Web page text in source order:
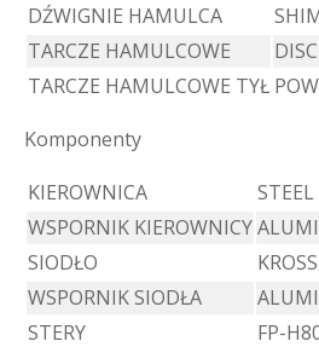
DŹWIGNIE HAMULCA
TARCZE HAMULCOWE
TARCZE HAMULCOWE TYŁ
Komponenty
KIEROWNICA
WSPORNIK KIEROWNICY
SIODŁO
WSPORNIK SIODŁA
STERY
FP-